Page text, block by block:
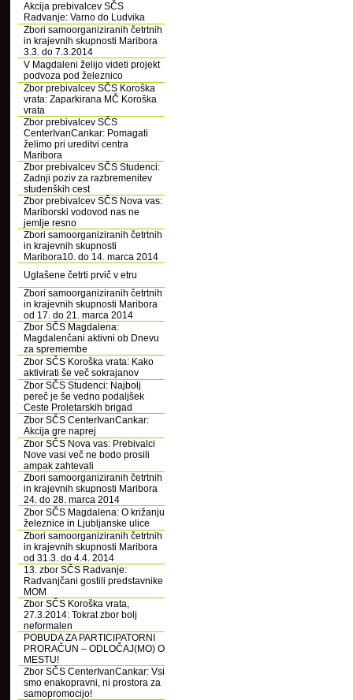
Akcija prebivalcev SČS
Radvanje: Varno do Ludvika
Zbori samoorganiziranih četrtnih
in krajevnih skupnosti Maribora
3.3. do 7.3.2014
V Magdaleni želijo videti projekt
podvoza pod železnico
Zbor prebivalcev SČS Koroška
vrata: Zaparkirana MČ Koroška
vrata
Zbor prebivalcev SČS
CenterIvanCankar: Pomagati
želimo pri ureditvi centra
Maribora
Zbor prebivalcev SČS Studenci:
Zadnji poziv za razbremenitev
studenških cest
Zbor prebivalcev SČS Nova vas:
Mariborski vodovod nas ne
jemlje resno
Zbori samoorganiziranih četrtnih
in krajevnih skupnosti
Maribora10. do 14. marca 2014
Uglašene četrti prvič v etru
Zbori samoorganiziranih četrtnih
in krajevnih skupnosti Maribora
od 17. do 21. marca 2014
Zbor SČS Magdalena:
Magdalenčani aktivni ob Dnevu
za spremembe
Zbor SČS Koroška vrata: Kako
aktivirati še več sokrajanov
Zbor SČS Studenci: Najbolj
pereč je še vedno podaljšek
Ceste Proletarskih brigad
Zbor SČS CenterIvanCankar:
Akcija gre naprej
Zbor SČS Nova vas: Prebivalci
Nove vasi več ne bodo prosili
ampak zahtevali
Zbori samoorganiziranih četrtnih
in krajevnih skupnosti Maribora
24. do 28. marca 2014
Zbor SČS Magdalena: O križanju
železnice in Ljubljanske ulice
Zbori samoorganiziranih četrtnih
in krajevnih skupnosti Maribora
od 31.3. do 4.4. 2014
13. zbor SČS Radvanje:
Radvanjčani gostili predstavnike
MOM
Zbor SČS Koroška vrata,
27.3.2014: Tokrat zbor bolj
neformalen
POBUDA ZA PARTICIPATORNI
PRORAČUN – ODLOČAJ(MO) O
MESTU!
Zbor SČS CenterIvanCankar: Vsi
smo enakopravni, ni prostora za
samopromocijo!